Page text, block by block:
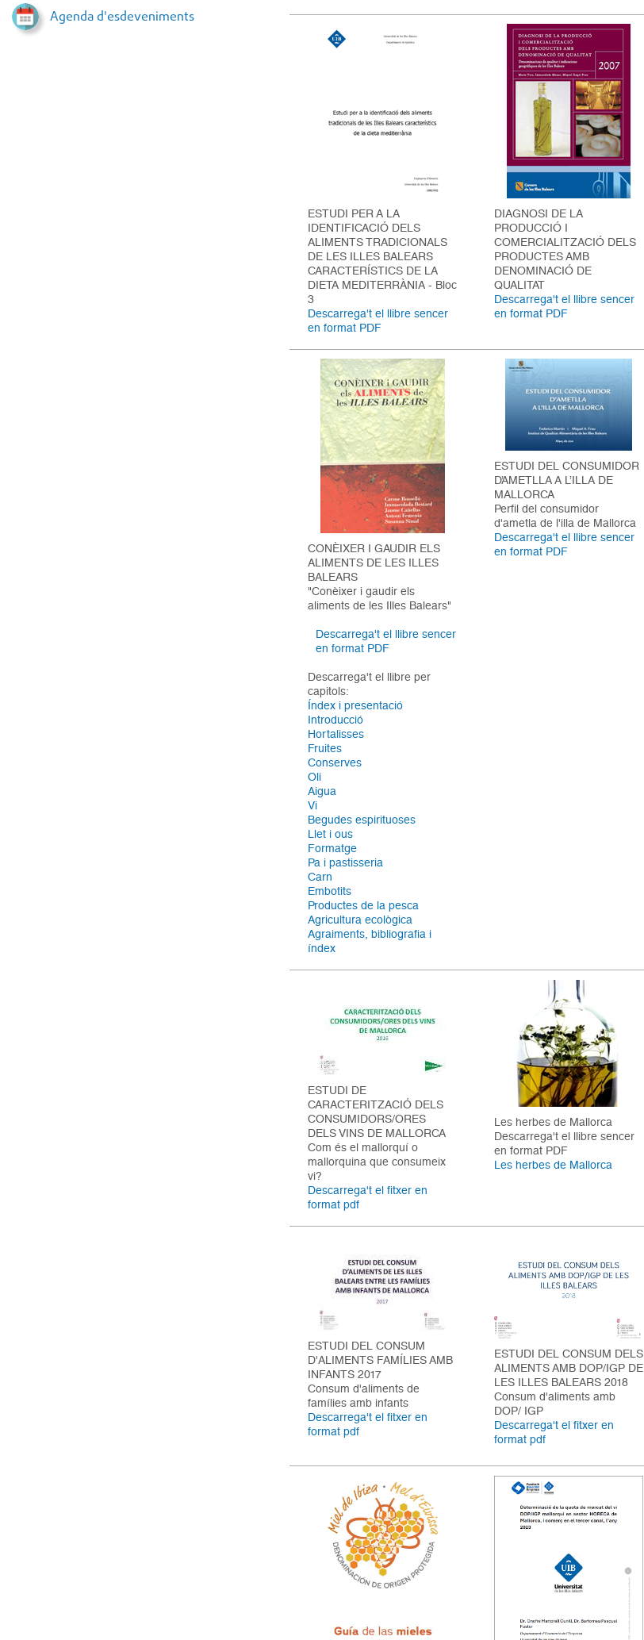
Agenda d'esdeveniments
ESTUDI PER A LA
IDENTIFICACIÓ DELS
ALIMENTS TRADICIONALS
DE LES ILLES BALEARS
CARACTERÍSTICS DE LA
DIETA MEDITERRÀNIA - Bloc
3
Descarrega't el llibre sencer
en format PDF
DIAGNOSI DE LA
PRODUCCIÓ I
COMERCIALITZACIÓ DELS
PRODUCTES AMB
DENOMINACIÓ DE
QUALITAT
Descarrega't el llibre sencer
en format PDF
CONÈIXER I GAUDIR ELS
ALIMENTS DE LES ILLES
BALEARS
"Conèixer i gaudir els
aliments de les Illes Balears"
Descarrega't el llibre sencer
en format PDF
Descarrega't el llibre per
capitols:
Índex i presentació
Introducció
Hortalisses
Fruites
Conserves
Oli
Aigua
Vi
Begudes espirituoses
Llet i ous
Formatge
Pa i pastisseria
Carn
Embotits
Productes de la pesca
Agricultura ecològica
Agraiments, bibliografia i
índex
ESTUDI DEL CONSUMIDOR
D’AMETLLA A L’ILLA DE
MALLORCA
Perfil del consumidor
d'ametla de l'illa de Mallorca
Descarrega't el llibre sencer
en format PDF
ESTUDI DE
CARACTERITZACIÓ DELS
CONSUMIDORS/ORES
DELS VINS DE MALLORCA
Com és el mallorquí o
mallorquina que consumeix
vi?
Descarrega't el fitxer en
format pdf
Les herbes de Mallorca
Descarrega't el llibre sencer
en format PDF
Les herbes de Mallorca
ESTUDI DEL CONSUM
D'ALIMENTS FAMÍLIES AMB
INFANTS 2017
Consum d'aliments de
famílies amb infants
Descarrega't el fitxer en
format pdf
ESTUDI DEL CONSUM DELS
ALIMENTS AMB DOP/IGP DE
LES ILLES BALEARS 2018
Consum d'aliments amb
DOP/ IGP
Descarrega't el fitxer en
format pdf